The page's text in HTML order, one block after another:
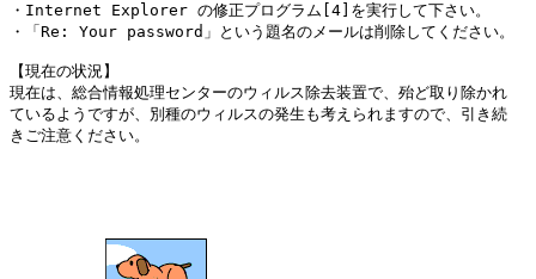
・Internet Explorer の修正プログラム[4]を実行して下さい。
・「Re: Your password」という題名のメールは削除してください。
【現在の状況】
現在は、総合情報処理センターのウィルス除去装置で、殆ど取り除かれ
ているようですが、別種のウィルスの発生も考えられますので、引き続
きご注意ください。